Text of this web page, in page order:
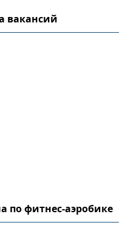
вакансий
по фитнес-аэробике